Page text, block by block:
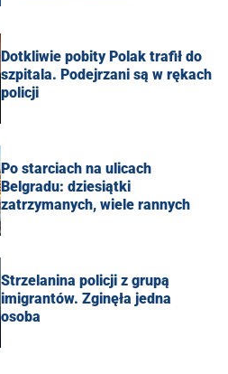
Dotkliwie pobity Polak trafił do
szpitala. Podejrzani są w rękach
policji
Po starciach na ulicach
Belgradu: dziesiątki
zatrzymanych, wiele rannych
Strzelanina policji z grupą
imigrantów. Zginęła jedna
osoba